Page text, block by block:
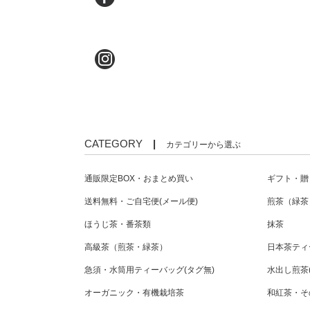
CATEGORY | カテゴリーから選ぶ
通販限定BOX・おまとめ買い ギフト・
送料無料・ご自宅便(メール便) 煎茶（緑茶
ほうじ茶・番茶類 抹茶
高級茶（煎茶・緑茶） 日本茶テ
急須・水筒用ティーバッグ(タグ無) 水出し煎
オーガニック・有機栽培茶 和紅茶・